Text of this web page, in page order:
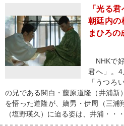
「光る
朝廷内の
まひろの
NHKで
君へ」。
「うつろ
の兄である関白・藤原道隆（井浦新
を悟った道隆が、嫡男・伊周（三浦
（塩野瑛久）に迫る姿は、井浦・・・